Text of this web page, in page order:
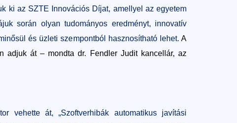
ki az SZTE Innovációs Díjat, amellyel az egyetem
során olyan tudományos eredményt, innovatív
és üzleti szempontból hasznosítható lehet. A
adjuk át – mondta dr. Fendler Judit kancellár, az
vehette át, „Szoftverhibák automatikus javítási